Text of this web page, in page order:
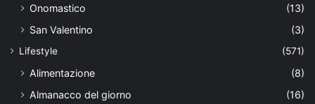
Onomastico
(13)
San Valentino
(3)
Lifestyle (571)
Alimentazione
(8)
Almanacco del giorno
(16)